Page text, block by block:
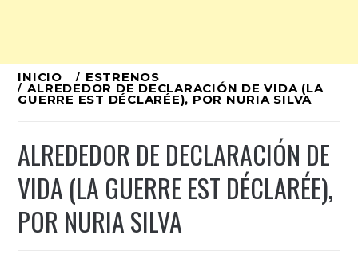
Ir
al
INICIO ESTRENOS
ALREDEDOR DE DECLARACIÓN DE VIDA (LA
GUERRE EST DÉCLARÉE), POR NURIA SILVA
ALREDEDOR DE DECLARACIÓN DE
VIDA (LA GUERRE EST DÉCLARÉE),
POR NURIA SILVA